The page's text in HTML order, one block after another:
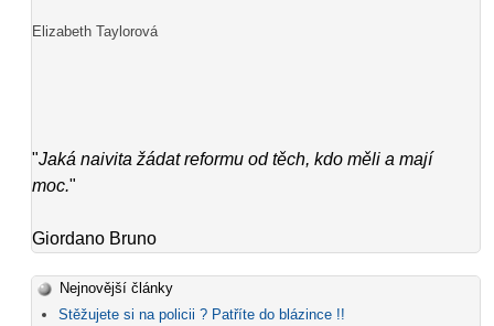
Elizabeth Taylorová
"Jaká naivita žádat reformu od těch, kdo měli a mají
moc."
Giordano Bruno
Nejnovější články
Stěžujete si na policii ? Patříte do blázince !!